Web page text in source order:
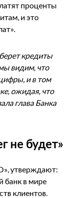
проценты
и это
кредиты
видим, что
и в том
ожидая, что
глава Банка
не будет»
утверждают:
банк в мире
клиентов.